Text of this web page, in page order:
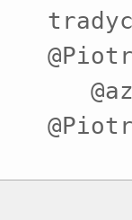
   @azhag | "haft kropkowy"